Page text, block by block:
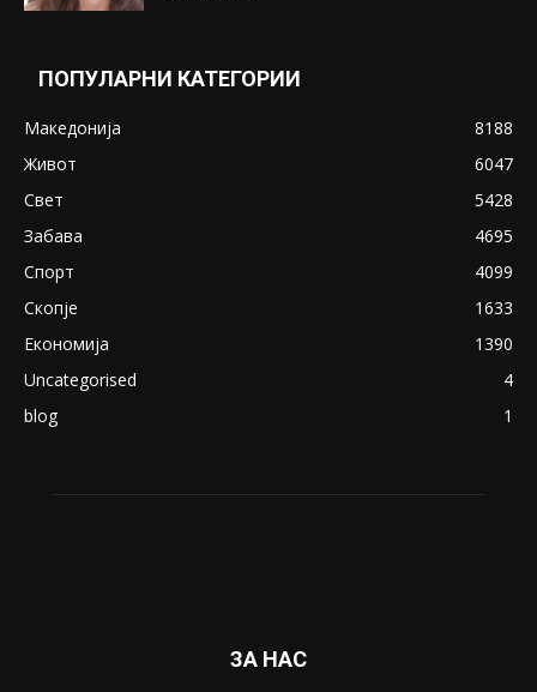
ПОПУЛАРНИ КАТЕГОРИИ
Македонија
8188
Живот
6047
Свет
5428
Забава
4695
Спорт
4099
Скопје
1633
Економија
1390
Uncategorised
4
blog
1
ЗА НАС